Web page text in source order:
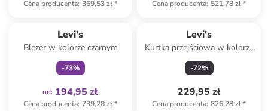
Cena producenta: 369,53 zł* Cena producenta: 521,78 zł*
Levi's
Blezer w kolorze czarnym
-73%
od: 194,95 zł
Cena producenta: 739,28 zł*
Levi's
Kurtka przejściowa w kolorze
ciemnozielonym
-72%
229,95 zł
Cena producenta: 826,28 zł*